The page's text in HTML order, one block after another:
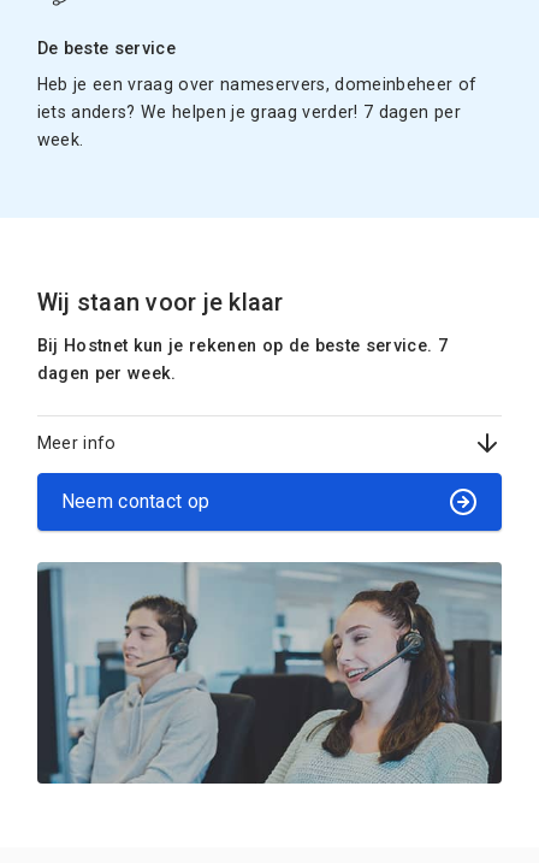
De beste service
Heb je een vraag over nameservers, domeinbeheer of
iets anders? We helpen je graag verder! 7 dagen per
week.
Wij staan voor je klaar
Bij Hostnet kun je rekenen op de beste service. 7
dagen per week.
Meer info
Neem contact op